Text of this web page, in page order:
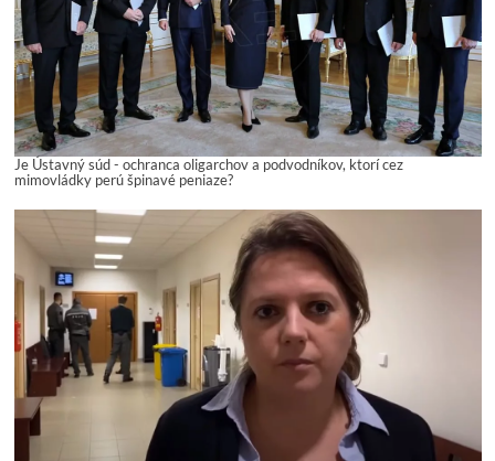
Je Ústavný súd - ochranca oligarchov a podvodníkov, ktorí cez
mimovládky perú špinavé peniaze?